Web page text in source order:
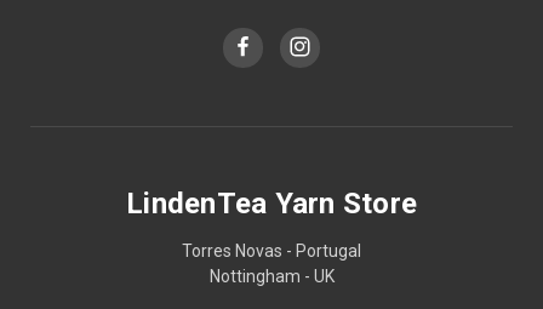
LindenTea Yarn Store
Torres Novas - Portugal
Nottingham - UK